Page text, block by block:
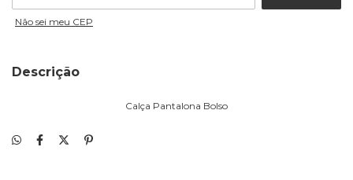
Não sei meu CEP
Descrição
Calça Pantalona Bolso